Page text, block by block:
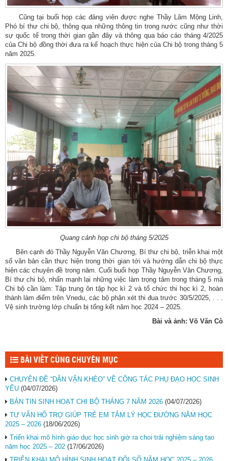
Cũng tại buổi họp các đảng viên được nghe Thầy Lâm Mộng Linh,
Phó bí thư chi bộ, thông qua những thông tin trong nước cũng như thời
sự quốc tế trong thời gian gần đây và thông qua báo cáo tháng 4/2025
của Chi bộ đồng thời đưa ra kế hoạch thực hiện của Chi bộ trong tháng 5
năm 2025.
Quang cảnh họp chi bộ tháng 5/2025
Bên cạnh đó Thầy Nguyễn Văn Chương, Bí thư chi bộ, triễn khai một
số văn bản cần thực hiện trong thời gian tới và hướng dẫn chi bộ thực
hiện các chuyên đề trong năm. Cuối buổi họp Thầy Nguyễn Văn Chương,
Bí thư chi bộ, nhấn mạnh lại những việc làm trọng tâm trong tháng 5 mà
Chi bộ cần làm: Tập trung ôn tập học kì 2 và tổ chức thi học kì 2, hoàn
thành làm điểm trên Vnedu, các bộ phận xét thi đua trước 30/5/2025, . . .
Vệ sinh trường lớp chuẩn bị tổng kết năm học 2024 – 2025.
Bài và ảnh: Võ Văn Cò
BÀI VIẾT CÙNG CHUYÊN MỤC
CHUYÊN ĐỀ “DÂN VẬN KHÉO” VỀ CÔNG TÁC PHỤ ĐẠO HỌC SINH
YẾU (04/07/2026)
BẢN TIN SINH HOẠT CHI BỘ THÁNG 7 NĂM 2026 (04/07/2026)
TƯ VẤN HỔ TRỢ GIÚP TRẺ EM TÂM LÝ HỌC ĐƯỜNG NĂM HỌC
2025 – 2026 (18/06/2026)
Triển khai mô hình giáo dục học sinh giờ ra choi trải nghiệm sáng tạo
năm học 2025 – 202 (17/06/2026)